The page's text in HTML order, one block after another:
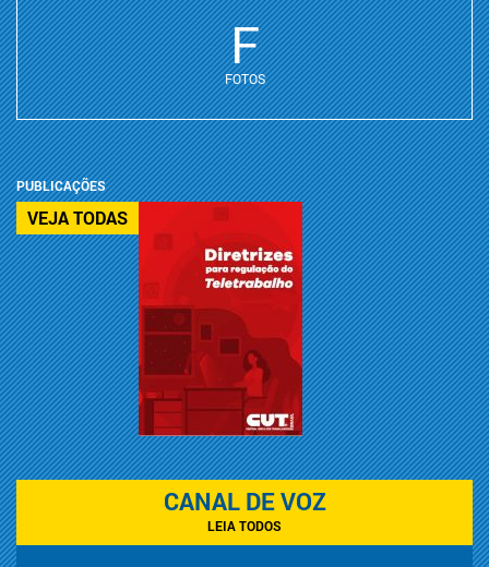
F
FOTOS
PUBLICAÇÕES
VEJA TODAS
CANAL DE VOZ
LEIA TODOS